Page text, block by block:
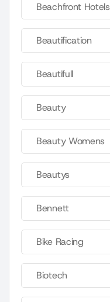
Beachfront Hotels
Beautification
Beautifull
Beauty
Beauty Womens
Beautys
Bennett
Bike Racing
Biotech